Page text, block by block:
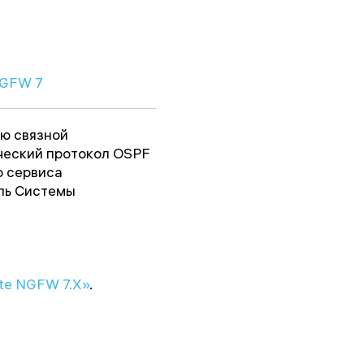
7
связной
протокол OSPF
сервиса
Системы
NGFW 7.X».